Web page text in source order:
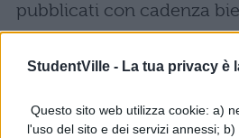
StudentVille - La tua privacy è
Questo sito web utilizza cookie: a)
l'uso del sito e dei servizi annessi;
pubblicati con cadenza
composto datre prove
con una prova scritta con
legislazione, di